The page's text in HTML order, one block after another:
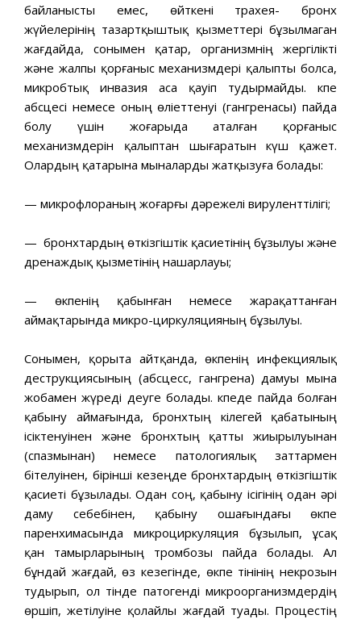
байланысты емес, өйткені трахея- бронх
жүйелерінің тазартқыштық қызметтері бұзылмаган
жағдайда, сонымен қатар, организмнің жергілікті
және жалпы қорғаныс механизмдері қалыпты болса,
микробтық инвазия аса қауіп тудырмайды. Өкпе
абсцесі немесе оның өліеттенуі (гангренасы) пайда
болу үшін жоғарыда аталған қорғаныс
механизмдерін қалыптан шығаратын күш қажет.
Олардың қатарына мыналарды жатқызуға болады:
— микрофлораның жоғарғы дәрежелі вируленттілігі;
— бронхтардың өткізгіштік қасиетінің бұзылуы және
дренаждық қызметінің нашарлауы;
— өкпенің қабынған немесе жарақаттанған
аймақтарында микро-циркуляцияның бұзылуы.
Сонымен, қорыта айтқанда, өкпенің инфекциялық
деструкциясының (абсцесс, гангрена) дамуы мына
жобамен жүреді деуге болады. Өкпеде пайда болған
қабыну аймағында, бронхтың кілегей қабатының
ісіктенуінен және бронхтың қатты жиырылуынан
(спазмынан) немесе патологиялық заттармен
бітелуінен, бірінші кезеңде бронхтардың өткізгіштік
қасиеті бұзылады. Одан соң, қабыну ісігінің одан әрі
даму себебінен, қабыну ошағындағы өкпе
паренхимасында микроциркуляция бұзылып, ұсақ
қан тамырларының тромбозы пайда болады. Ал
бұндай жағдай, өз кезегінде, өкпе тінінің некрозын
тудырып, ол тінде патогенді микроорганизмдердің
өршіп, жетілуіне қолайлы жағдай туады. Процестің